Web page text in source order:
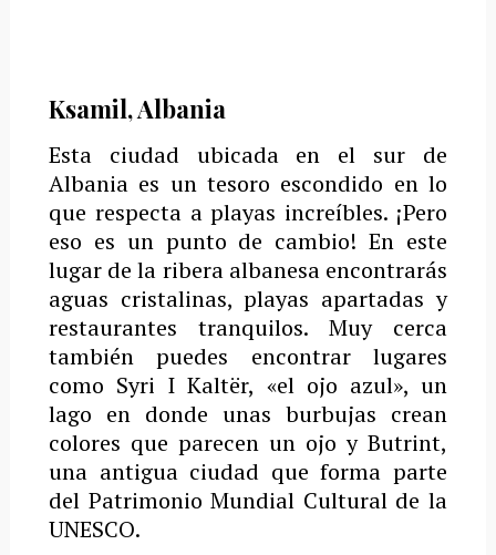
Ksamil, Albania
Esta ciudad ubicada en el sur de
Albania es un tesoro escondido en lo
que respecta a playas increíbles. ¡Pero
eso es un punto de cambio!En este
lugar de la ribera albanesa encontrarás
aguas cristalinas, playas apartadas y
restaurantes tranquilos.Muy cerca
también puedes encontrar lugares
como Syri I Kaltër, «el ojo azul», un
lago en donde unas burbujas crean
colores que parecen un ojo y Butrint,
una antigua ciudad que forma parte
del Patrimonio Mundial Cultural de la
UNESCO.